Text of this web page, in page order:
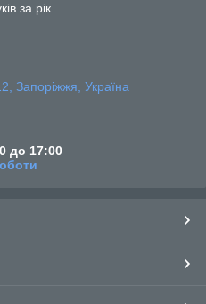
за рік
Запоріжжя, Україна
до 17:00